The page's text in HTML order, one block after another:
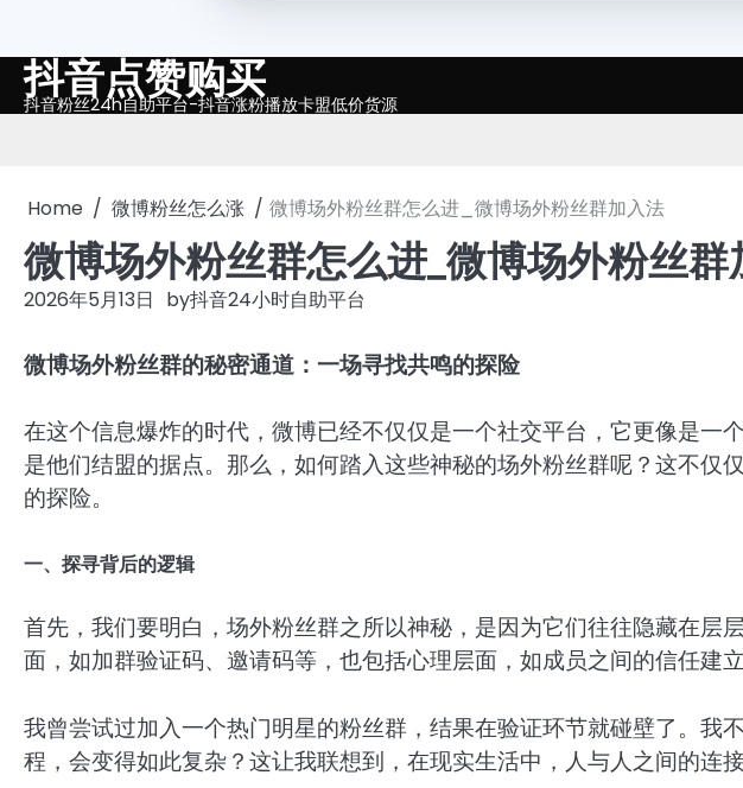
Skip抖音点赞购买
抖音粉丝24h自助平台-抖音涨粉播放卡盟低价货源
Home 微博粉丝怎么涨 微博场外粉丝群怎么进_微博场外粉丝群加入法
微博场外粉丝群怎么进_微博场外粉丝群
2026年5月13日 by抖音24小时自助平台
微博场外粉丝群的秘密通道：一场寻找共鸣的探险
在这个信息爆炸的时代，微博已经不仅仅是一个社交平台，它更像是一
是他们结盟的据点。那么，如何踏入这些神秘的场外粉丝群呢？这不仅
的探险。
一、探寻背后的逻辑
首先，我们要明白，场外粉丝群之所以神秘，是因为它们往往隐藏在层
面，如加群验证码、邀请码等，也包括心理层面，如成员之间的信任建立
我曾尝试过加入一个热门明星的粉丝群，结果在验证环节就碰壁了。我
程，会变得如此复杂？这让我联想到，在现实生活中，人与人之间的连